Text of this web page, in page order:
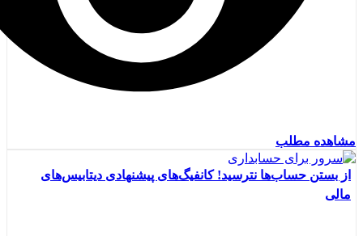
مشاهده مطلب
از بستن حساب‌ها نترسید! کانفیگ‌های پیشنهادی دیتابیس‌های
مالی